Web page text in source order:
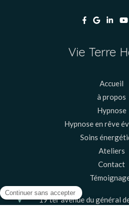
Vie Terre
Accueil
à propos
Hypnose
Hypnose en rêve
Soins
Ateliers
Contact
19 ter avenue du général